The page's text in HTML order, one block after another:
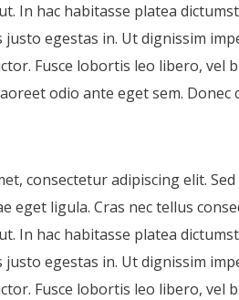
In hac habitasse platea
egestas in. Ut dignissim
Fusce lobortis leo libero, vel
odio ante eget sem.
consectetur adipiscing elit.
eget ligula. Cras nec tellus
In hac habitasse platea
egestas in. Ut dignissim
Fusce lobortis leo libero, vel